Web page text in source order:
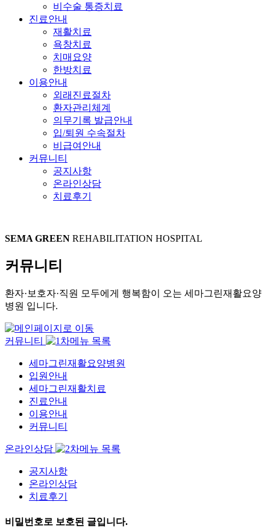
비수술 통증치료
진료안내
재활치료
욕창치료
치매요양
한방치료
이용안내
외래진료절차
환자관리체계
의무기록 발급안내
입/퇴원 수속절차
비급여안내
커뮤니티
공지사항
온라인상담
치료후기
SEMA GREEN REHABILITATION HOSPITAL
커뮤니티
환자·보호자·직원 모두에게 행복함이 오는 세마그린재활요양
병원 입니다.
커뮤니티
세마그린재활요양병원
입원안내
세마그린재활치료
진료안내
이용안내
커뮤니티
온라인상담
공지사항
온라인상담
치료후기
비밀번호로 보호된 글입니다.